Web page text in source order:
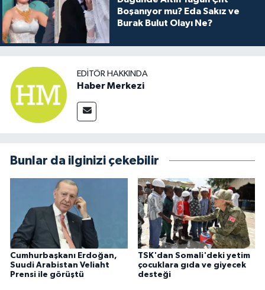
Boşanıyor mu? Eda Sakız ve
Burak Bulut Olayı Ne?
EDITÖR HAKKINDA
Haber Merkezi
Bunlar da ilginizi çekebilir
Cumhurbaşkanı Erdoğan,
Suudi Arabistan Veliaht
Prensi ile görüştü
TSK'dan Somali'deki yetim
çocuklara gıda ve giyecek
desteği